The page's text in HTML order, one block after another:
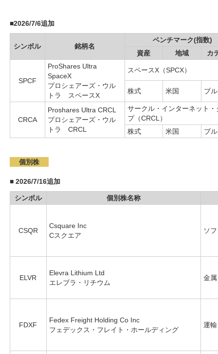
■2026/7/6追加
シンボル 銘柄名
ベンチマーク(指数)
資産
地域 カ
SPCF
ProShares Ultra
SpaceX
プロシェアーズ・ウル
トラ スペースX
スペースX（SPCX）
株式 米国 ブ
CRCA
Proshares Ultra CRCL
プロシェアーズ・ウル
トラ CRCL
サークル・インターネット・
プ（CRCL）
株式
米国 ブ
個別株
■ 2026/7/16追加
シンボル 個別株名称
CSQR
Csquare Inc
Cスクエア
ソ
ELVR
Elevra Lithium Ltd
エレブラ・リチウム
金
FDXF
Fedex Freight Holding Co Inc
フェデックス・フレイト・ホールディング
運輸